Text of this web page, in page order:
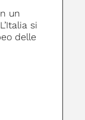
un
si
delle